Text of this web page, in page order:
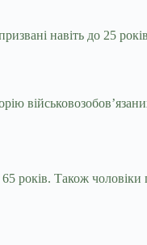
навіть до 25
років. Також